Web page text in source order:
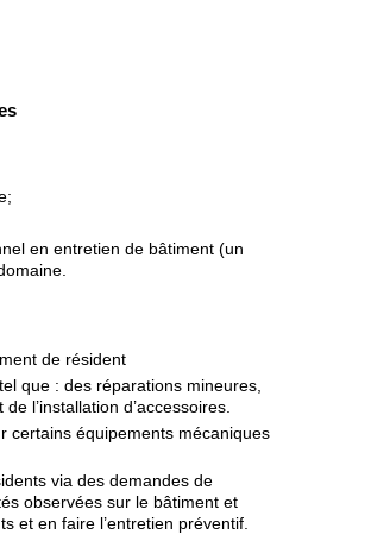
en entretien de bâtiment (un
de résident
que : des réparations mineures,
l’installation d’accessoires.
certains équipements mécaniques
via des demandes de
observées sur le bâtiment et
et en faire l’entretien préventif.